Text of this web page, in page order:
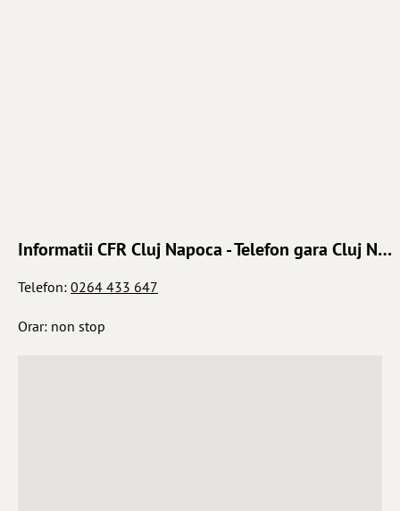
Informatii CFR Cluj Napoca - Telefon gara Cluj Napoca
Telefon: 0264 433 647
Orar: non stop